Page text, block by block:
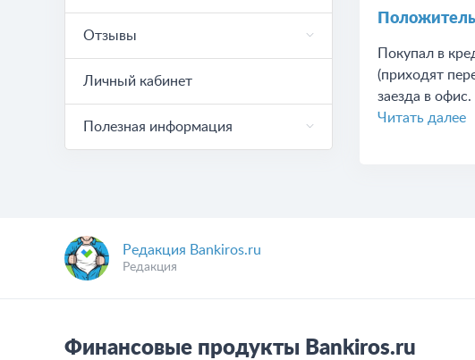
Отзывы
Личный кабинет
Полезная информация
Покупал в
(приходят
заезда в
Читать далее
Редакция Bankiros.ru
Редакция
Финансовые продукты Bankiros.ru